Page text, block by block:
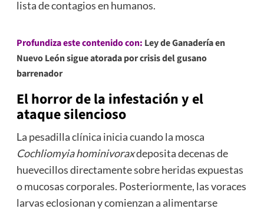
lista de contagios en humanos.
Profundiza este contenido con: Ley de Ganadería en
Nuevo León sigue atorada por crisis del gusano
barrenador
El horror de la infestación y el
ataque silencioso
La pesadilla clínica inicia cuando la mosca
Cochliomyia hominivoraxdeposita decenas de
huevecillos directamente sobre heridas expuestas
o mucosas corporales. Posteriormente, las voraces
larvas eclosionan y comienzan a alimentarse